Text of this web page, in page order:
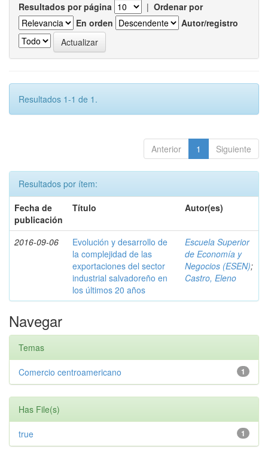
Resultados por página | Ordenar por
En orden
Autor/registro
Resultados 1-1 de 1.
Anterior 1 Siguiente
Resultados por ítem:
Fecha de
publicación
Título Autor(es)
2016-09-06
Evolución y desarrollo de
la complejidad de las
exportaciones del sector
industrial salvadoreño en
los últimos 20 años
Escuela Superior
de Economía y
Negocios (ESEN);
Castro, Eleno
Navegar
Temas
1
Comercio centroamericano
Has File(s)
1
true